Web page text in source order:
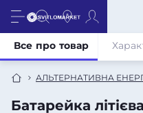
АЛЬТЕРНАТИВНА
Батарейка
Все про товар